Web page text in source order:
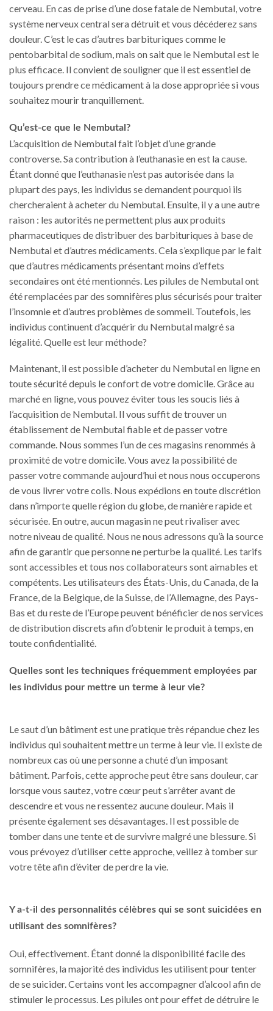
cerveau. En cas de prise d’une dose fatale de Nembutal, votre
système nerveux central sera détruit et vous décéderez sans
douleur. C’est le cas d’autres barbituriques comme le
pentobarbital de sodium, mais on sait que le Nembutal est le
plus efficace. Il convient de souligner que il est essentiel de
toujours prendre ce médicament à la dose appropriée si vous
souhaitez mourir tranquillement.
Qu’est-ce que le Nembutal?
L’acquisition de Nembutal fait l’objet d’une grande
controverse. Sa contribution à l’euthanasie en est la cause.
Étant donné que l’euthanasie n’est pas autorisée dans la
plupart des pays, les individus se demandent pourquoi ils
chercheraient à acheter du Nembutal. Ensuite, il y a une autre
raison : les autorités ne permettent plus aux produits
pharmaceutiques de distribuer des barbituriques à base de
Nembutal et d’autres médicaments. Cela s’explique par le fait
que d’autres médicaments présentant moins d’effets
secondaires ont été mentionnés. Les pilules de Nembutal ont
été remplacées par des somnifères plus sécurisés pour traiter
l’insomnie et d’autres problèmes de sommeil. Toutefois, les
individus continuent d’acquérir du Nembutal malgré sa
légalité. Quelle est leur méthode?
Maintenant, il est possible d’acheter du Nembutal en ligne en
toute sécurité depuis le confort de votre domicile. Grâce au
marché en ligne, vous pouvez éviter tous les soucis liés à
l’acquisition de Nembutal. Il vous suffit de trouver un
établissement de Nembutal fiable et de passer votre
commande. Nous sommes l’un de ces magasins renommés à
proximité de votre domicile. Vous avez la possibilité de
passer votre commande aujourd’hui et nous nous occuperons
de vous livrer votre colis. Nous expédions en toute discrétion
dans n’importe quelle région du globe, de manière rapide et
sécurisée. En outre, aucun magasin ne peut rivaliser avec
notre niveau de qualité. Nous ne nous adressons qu’à la source
afin de garantir que personne ne perturbe la qualité. Les tarifs
sont accessibles et tous nos collaborateurs sont aimables et
compétents. Les utilisateurs des États-Unis, du Canada, de la
France, de la Belgique, de la Suisse, de l’Allemagne, des Pays-
Bas et du reste de l’Europe peuvent bénéficier de nos services
de distribution discrets afin d’obtenir le produit à temps, en
toute confidentialité.
Quelles sont les techniques fréquemment employées par
les individus pour mettre un terme à leur vie?
Le saut d’un bâtiment est une pratique très répandue chez les
individus qui souhaitent mettre un terme à leur vie. Il existe de
nombreux cas où une personne a chuté d’un imposant
bâtiment. Parfois, cette approche peut être sans douleur, car
lorsque vous sautez, votre cœur peut s’arrêter avant de
descendre et vous ne ressentez aucune douleur. Mais il
présente également ses désavantages. Il est possible de
tomber dans une tente et de survivre malgré une blessure. Si
vous prévoyez d’utiliser cette approche, veillez à tomber sur
votre tête afin d’éviter de perdre la vie.
Y a-t-il des personnalités célèbres qui se sont suicidées en
utilisant des somnifères?
Oui, effectivement. Étant donné la disponibilité facile des
somnifères, la majorité des individus les utilisent pour tenter
de se suicider. Certains vont les accompagner d’alcool afin de
stimuler le processus. Les pilules ont pour effet de détruire le